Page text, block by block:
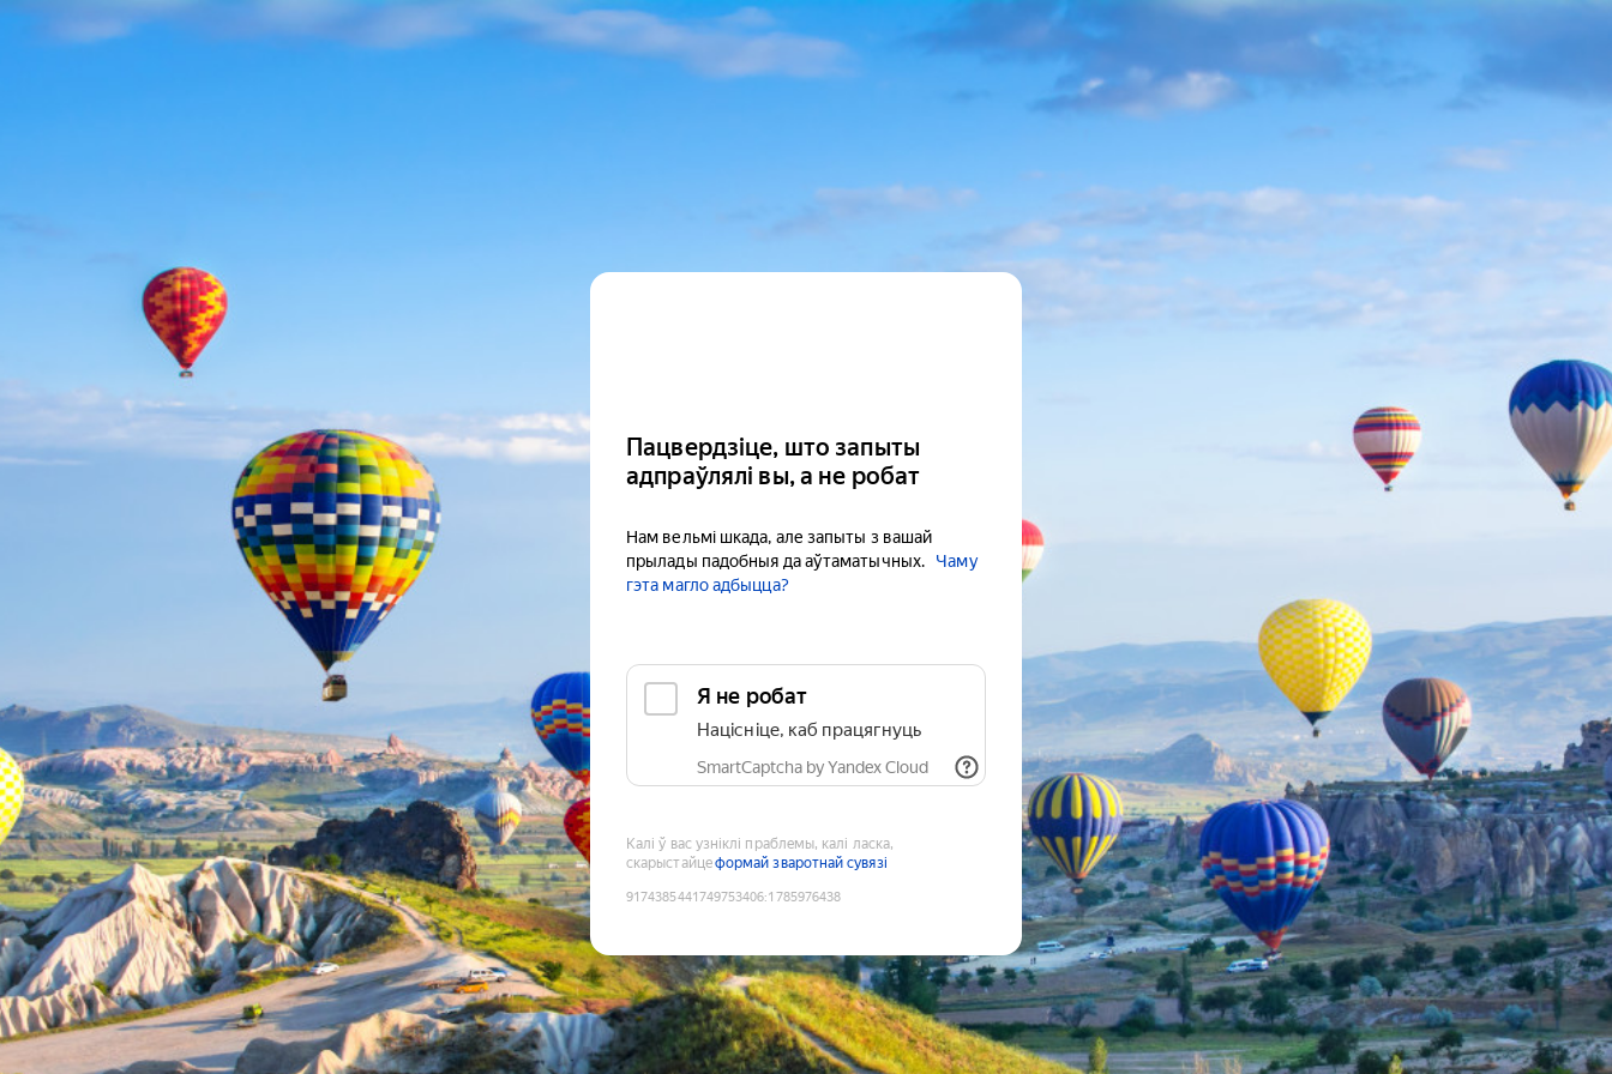
Пацвердзіце, што запыты
адпраўлялі вы, а не робат
Нам вельмі шкада, але запыты з вашай
прылады падобныя да аўтаматычных.
Чаму
гэта магло адбыцца?
Я не робат
Націсніце, каб працягнуць
SmartCaptcha by Yandex Cloud
Калі ў вас узніклі праблемы, калі ласка,
скарыстайцеформай зваротнай сувязі
9174385441749753406:1785976438